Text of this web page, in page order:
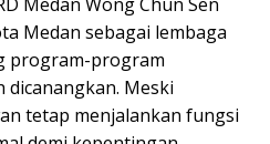
Medan sebagai lembaga
program-program
Meski
tetap menjalankan fungsi